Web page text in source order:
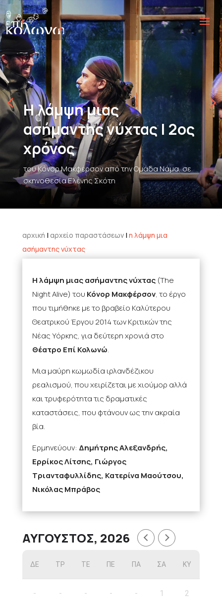
Η λάμψη μιας
ασήμαντης νύχτας | 2ος
χρόνος
του Κόνορ Μακφέρσον από την Ομάδα Νάμα, σε
σκηνοθεσία Ελένης Σκότη
αρχική | αρχείο παραστάσεων | η λάμψη μια
ασήμαντης νύχτας
Η λάμψη μιας ασήμαντης νύχτας(The
Night Alive) του Κόνορ Μακφέρσον, το έργο
που τιμήθηκε με το βραβείο Καλύτερου
Θεατρικού Έργου 2014 των Κριτικών της
Νέας Υόρκης, για δεύτερη χρονιά στο
Θέατρο Επί Κολωνώ.
Μια μαύρη κωμωδία ιρλανδέζικου
ρεαλισμού, που χειρίζεται με χιούμορ αλλά
και τρυφερότητα τις δραματικές
καταστάσεις, που φτάνουν ως την ακραία
βία.
Ερμηνεύουν: Δημήτρης Αλεξανδρής,
Ερρίκος Λίτσης, Γιώργος
Τριανταφυλλίδης, Κατερίνα Μαούτσου,
Νικόλας Μπράβος
ΑΎΓΟΥΣΤΟΣ, 2026
ΔΕ ΤΡ ΤΕ ΠΕ ΠΑ ΣΑ ΚΥ
- - - - - 1 2